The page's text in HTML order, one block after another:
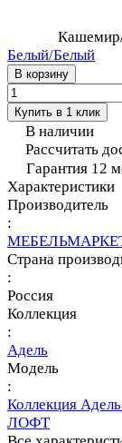
Белый/Белый
В корзину
Купить в 1 клик
В наличии
Рассчитать
Гарантия 12
Характеристики
Производитель
:
Страна
:
Россия
Коллекция
:
Адель
Модель
:
Коллекция
ЛОФТ